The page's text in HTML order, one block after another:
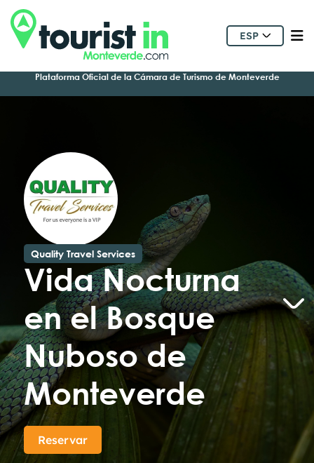
ESP
Plataforma Oficial de la Cámara de Turismo de Monteverde
Quality Travel Services
Vida Nocturna
en el Bosque
Nuboso de
Monteverde
Reservar